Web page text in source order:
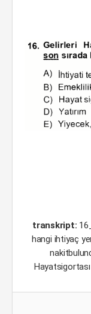
transkript:
hangi ihtiyaç
Hayatsigortası